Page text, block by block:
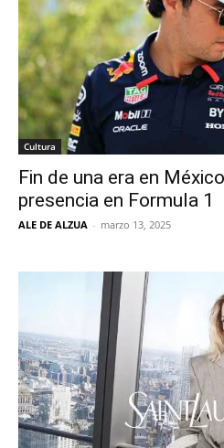
Cultura
Fin de una era en
presencia en Formula 1
ALE DE ALZUA - marzo 13, 2025